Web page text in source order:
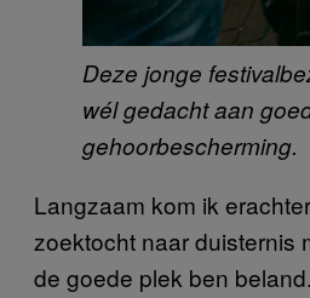
Deze jonge
wél gedacht aan
gehoorbescherming.
Langzaam kom ik
zoektocht naar duisternis
de goede plek ben